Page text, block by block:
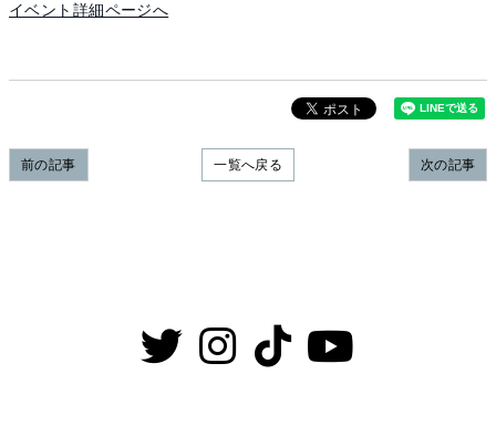
イベント詳細ページへ
次の記事
一覧へ戻る
前の記事